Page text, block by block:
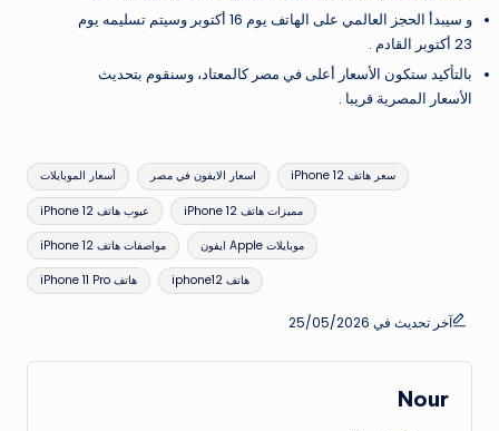
و سيبدأ الحجز العالمي على الهاتف يوم 16 أكتوبر وسيتم تسليمه يوم
23 أكتوبر القادم .
بالتأكيد ستكون الأسعار أعلى في مصر كالمعتاد، وسنقوم بتحديث
الأسعار المصرية قريبا .
أسعار الموبايلات اسعار الايفون في مصر سعر هاتف iPhone 12
عيوب هاتف iPhone 12 مميزات هاتف iPhone 12
مواصفات هاتف iPhone 12 موبايلات Apple ايفون
هاتف iPhone 11 Pro هاتف iphone12
آخر تحديث في 25/05/2026
Nour